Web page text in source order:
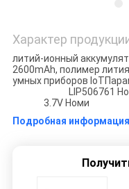
Характер
литий-ионный
2600mAh, полимер
умных приборов
LIP506761
3.7V Номи
Подробная